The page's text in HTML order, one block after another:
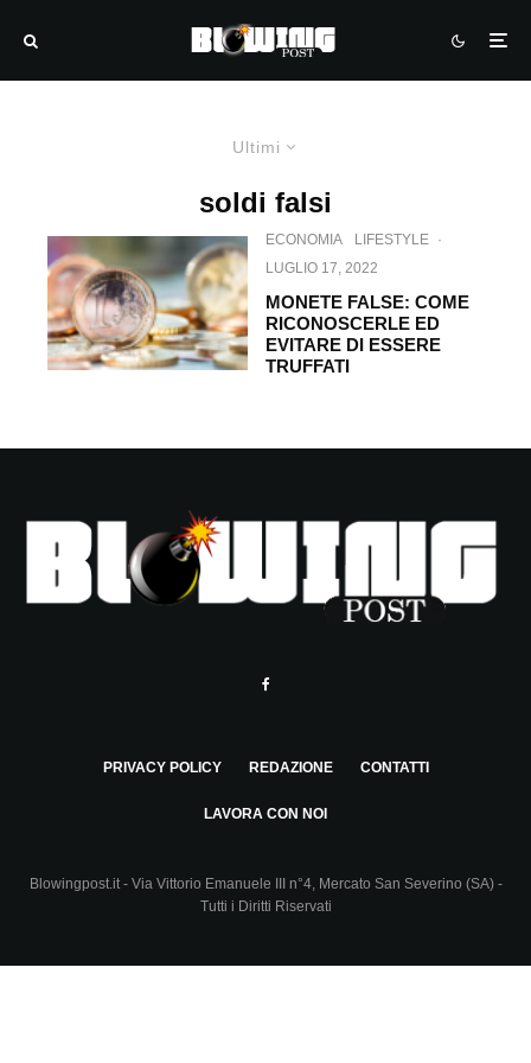
Ultimi
soldi falsi
ECONOMIA LIFESTYLE ·
LUGLIO 17, 2022
MONETE FALSE: COME
RICONOSCERLE ED
EVITARE DI ESSERE
TRUFFATI
PRIVACY POLICY REDAZIONE CONTATTI
LAVORA CON NOI
Blowingpost.it - Via Vittorio Emanuele III n°4, Mercato San Severino (SA) -
Tutti i Diritti Riservati